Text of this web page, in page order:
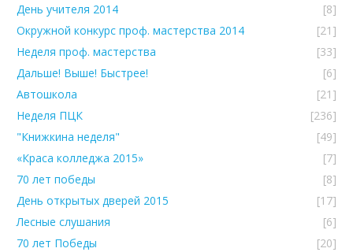
День учителя 2014
[8]
Окружной конкурс проф. мастерства 2014
[21]
Неделя проф. мастерства
[33]
Дальше! Выше! Быстрее!
[6]
Автошкола
[21]
Неделя ПЦК
[236]
"Книжкина неделя"
[49]
«Краса колледжа 2015»
[7]
70 лет победы
[8]
День открытых дверей 2015
[17]
Лесные слушания
[6]
70 лет Победы
[20]